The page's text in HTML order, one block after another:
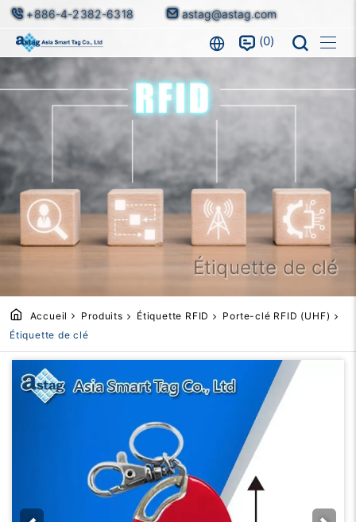
+886-4-2382-6318 astag@astag.com
0
Étiquette de clé
Accueil Produits Étiquette RFID
Porte-clé RFID (UHF)
Étiquette de clé